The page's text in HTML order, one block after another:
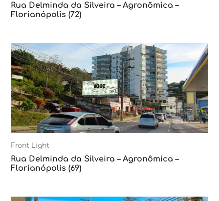
Rua Delminda da Silveira – Agronômica –
Florianópolis (72)
Front Light
Rua Delminda da Silveira – Agronômica –
Florianópolis (69)